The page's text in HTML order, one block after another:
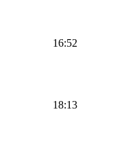
16:52
18:13